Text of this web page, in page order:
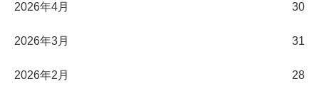
2026年4月 30
2026年3月 31
2026年2月 28